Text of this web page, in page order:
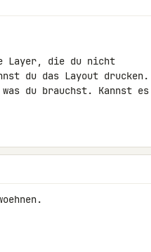
Layer, die du nicht
du das Layout drucken.
du brauchst. Kannst